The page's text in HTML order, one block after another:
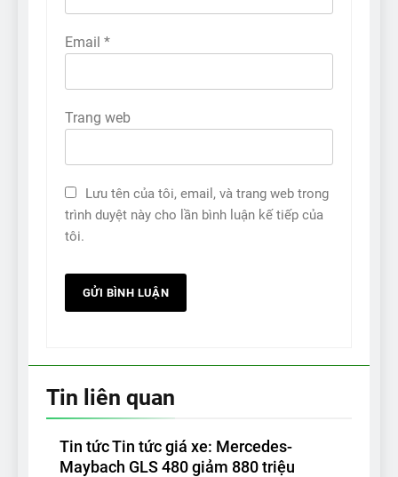
Email *
Trang web
Lưu tên của tôi, email, và trang web trong
trình duyệt này cho lần bình luận kế tiếp của
tôi.
Tin liên quan
Tin tức Tin tức giá xe: Mercedes-
Maybach GLS 480 giảm 880 triệu